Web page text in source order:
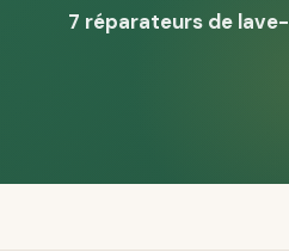
7 réparateurs de